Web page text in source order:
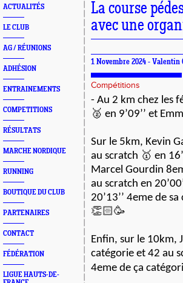
ACTUALITÉS
LE CLUB
AG / RÉUNIONS
ADHÉSION
ENTRAINEMENTS
COMPETITIONS
RÉSULTATS
MARCHE NORDIQUE
RUNNING
BOUTIQUE DU CLUB
PARTENAIRES
CONTACT
FÉDÉRATION
LIGUE HAUTS-DE-
La course
avec une
1 Novembre 2024 - Valentin
Compétitions
- Au 2 km chez les
🥈 en 9’09’’ et
Sur le 5km, Kevin
au scratch 🥇 en
Marcel Gourdin
au scratch en
20’13’’ 4eme de
👏🏻🥳
Enfin, sur le 10km,
catégorie et 42 au
4eme de ça